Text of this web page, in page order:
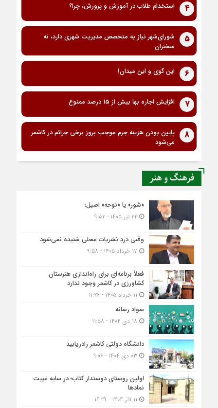
4 استخدام طلاب در آموزش و پرورش، چرا؟
5
شورای‌شهر نیاز به متخصص مدیریت شهری دارد، نه
سخنران
6 این گوی و این میدان!
7 افزایش اجاره بها بیش از 15 درصد ممنوع
8
پایین بودن هزینه جرم موجب بروز برخی جرائم در کاشمر
می‌شود
فرهنگ و هنر
«شور» یا «نوحه» اصیل؛
۲۲ تیر ۱۴۰۵ - ۹:۵۲
وقتی دردِ نشریات محلی شنیده نمی‌شود
فعلاً برنامه‌ای برای راه‌اندازی هنرستان
کشاورزی در کاشمر وجود ندارد
سواد رسانه
دانشگاه دولتی کاشمر‌ رادریابید
اولین روستای دوستدار کتاب؛ در سایه غیبت
نمادها